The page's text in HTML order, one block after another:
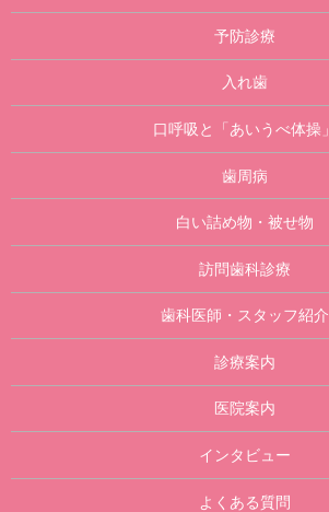
予防診療
入れ歯
口呼吸と「あいうべ体操」
歯周病
白い詰め物・被せ物
訪問歯科診療
歯科医師・スタッフ紹介
診療案内
医院案内
インタビュー
よくある質問